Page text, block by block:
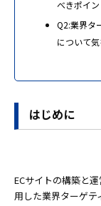
べきポイ
Q2:業界タ
について
はじめに
ECサイトの構築と
用した業界ターゲテ